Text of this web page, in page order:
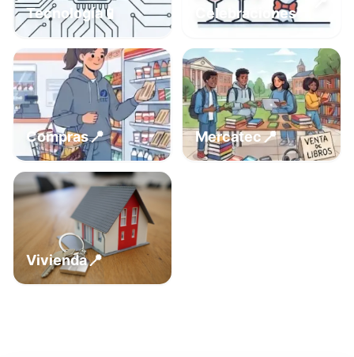
Tecnología📱
Celebraciones
Compras📍 Mercatec📍
Vivienda📍